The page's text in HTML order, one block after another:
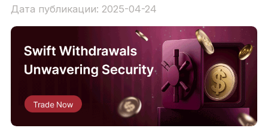
Дата публикации: 2025-04-24